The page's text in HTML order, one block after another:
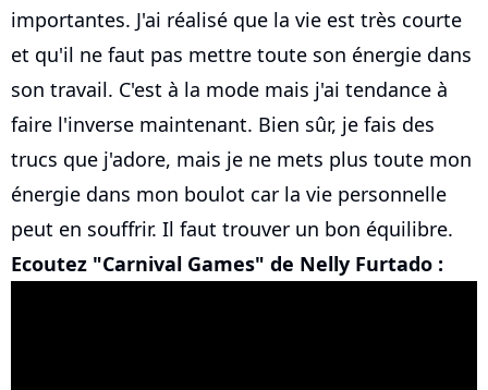
importantes. J'ai réalisé que la vie est très courte
et qu'il ne faut pas mettre toute son énergie dans
son travail. C'est à la mode mais j'ai tendance à
faire l'inverse maintenant. Bien sûr, je fais des
trucs que j'adore, mais je ne mets plus toute mon
énergie dans mon boulot car la vie personnelle
peut en souffrir. Il faut trouver un bon équilibre.
Ecoutez "Carnival Games" de Nelly Furtado :